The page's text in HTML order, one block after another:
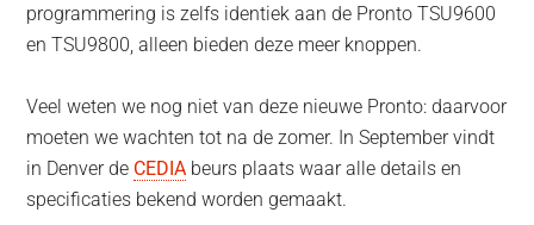
programmering is zelfs identiek aan de Pronto TSU9600
en TSU9800, alleen bieden deze meer knoppen.
Veel weten we nog niet van deze nieuwe Pronto: daarvoor
moeten we wachten tot na de zomer. In September vindt
in Denver de CEDIA beurs plaats waar alle details en
specificaties bekend worden gemaakt.